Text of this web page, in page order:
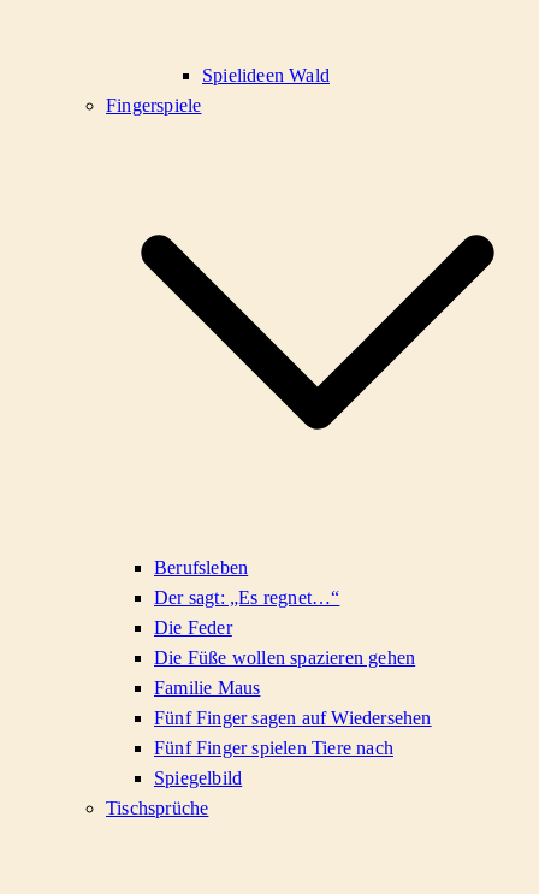
Spielideen Wald
Fingerspiele
Berufsleben
Der sagt: „Es regnet…“
Die Feder
Die Füße wollen spazieren gehen
Familie Maus
Fünf Finger sagen auf Wiedersehen
Fünf Finger spielen Tiere nach
Spiegelbild
Tischsprüche